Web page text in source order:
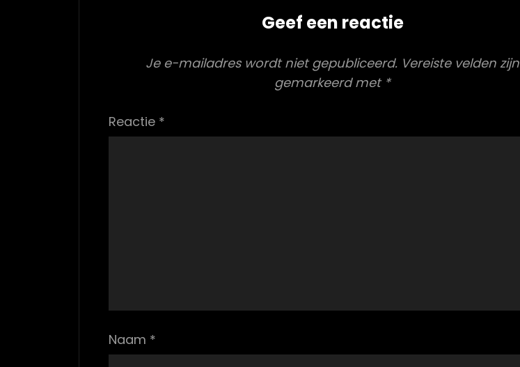
Geef een reactie
Je e-mailadres wordt niet gepubliceerd. Vereiste velden zijn
gemarkeerd met *
Reactie *
Naam *